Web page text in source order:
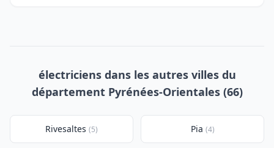
électriciens dans les autres villes du
département Pyrénées-Orientales (66)
Rivesaltes (5) Pia (4)